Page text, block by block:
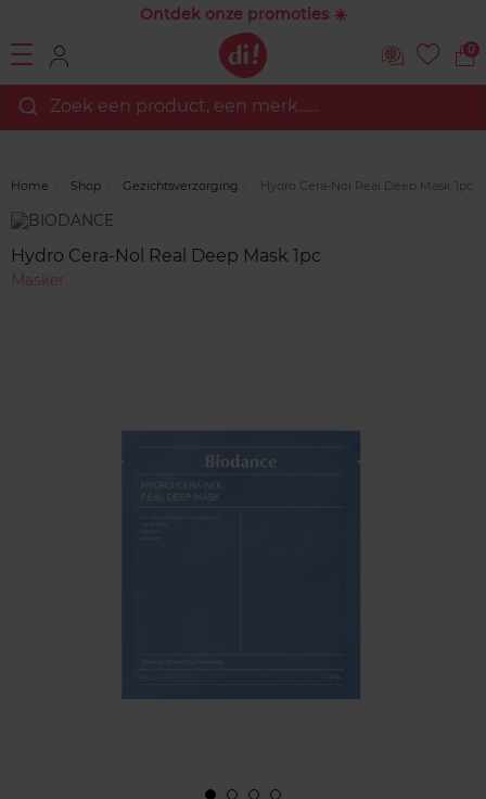
Ontdek onze promoties ☀️
0
Zoek een product, een merk…...
Home Shop Gezichtsverzorging Hydro Cera-Nol Real Deep Mask 1pc
Merk
Hydro Cera-Nol Real Deep Mask 1pc
Masker